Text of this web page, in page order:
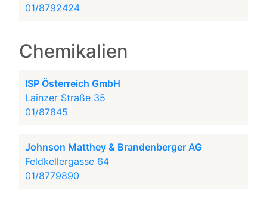
01/8792424
Chemikalien
ISP Österreich GmbH
Lainzer Straße 35
01/87845
Johnson Matthey & Brandenberger AG
Feldkellergasse 64
01/8779890